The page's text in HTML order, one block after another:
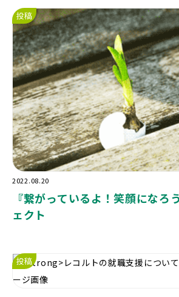
投稿
2022.08.20
『繋がっているよ！笑顔になろ
ェクト
投稿